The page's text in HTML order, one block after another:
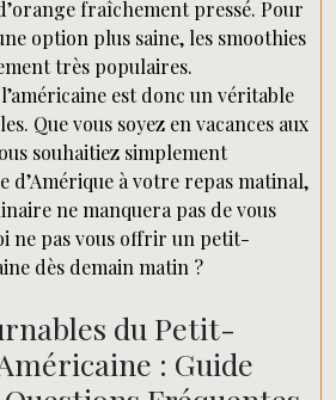
fraîchement pressé. Pour
option plus saine, les smoothies
très populaires.
est donc un véritable
Que vous soyez en vacances aux
souhaitiez simplement
d’Amérique à votre repas matinal,
ne manquera pas de vous
ne pas vous offrir un petit-
dès demain matin ?
du Petit-
: Guide